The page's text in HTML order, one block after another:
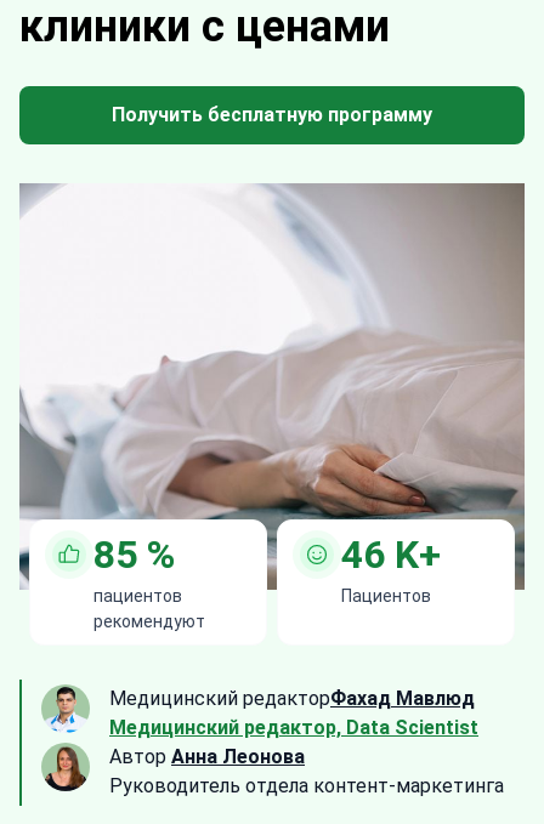
клиники с ценами
Получить бесплатную программу
85 %
пациентов
рекомендуют
46 K+
Пациентов
Медицинский редакторФахад Мавлюд
Медицинский редактор, Data Scientist
Автор Анна Леонова
Руководитель отдела контент-маркетинга